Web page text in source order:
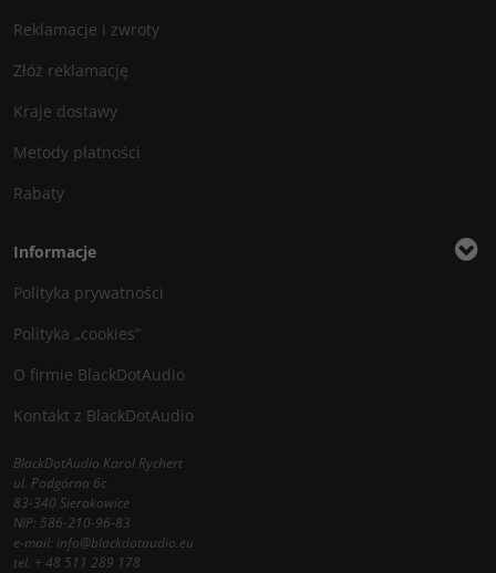
Reklamacje i zwroty
Złóż reklamację
Kraje dostawy
Metody płatności
Rabaty
Informacje
Polityka prywatności
Polityka „cookies”
O firmie BlackDotAudio
Kontakt z BlackDotAudio
BlackDotAudio Karol Rychert
ul. Podgórna 6c
83-340 Sierakowice
NIP: 586-210-96-83
e-mail:info@blackdotaudio.eu
tel. + 48 511 289 178